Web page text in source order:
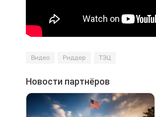
Видео Риддер ТЭЦ